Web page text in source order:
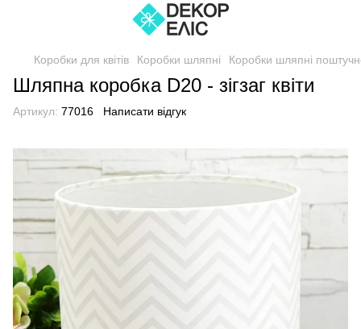
Коробки для квітів Коробки шляпні Коробки шляпні
Шляпна коробка D20 - зігзаг квіти
Артикул: 77016 Написати відгук